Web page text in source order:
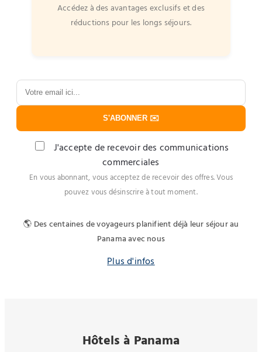
Accédez à des avantages exclusifs et des
réductions pour les longs séjours.
S'ABONNER ✉️
J'accepte de recevoir des communications
commerciales
En vous abonnant, vous acceptez de recevoir des offres. Vous
pouvez vous désinscrire à tout moment.
🌎 Des centaines de voyageurs planifient déjà leur séjour au
Panama avec nous
Plus d'infos
Hôtels à Panama